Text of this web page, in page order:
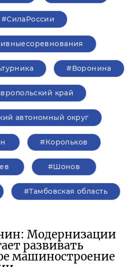
#СилаРоссии
#Воронина
край
автономный округ
#Корольков
#Шонов
#Тамбовская область
Модернизации
развивать
машиностроение